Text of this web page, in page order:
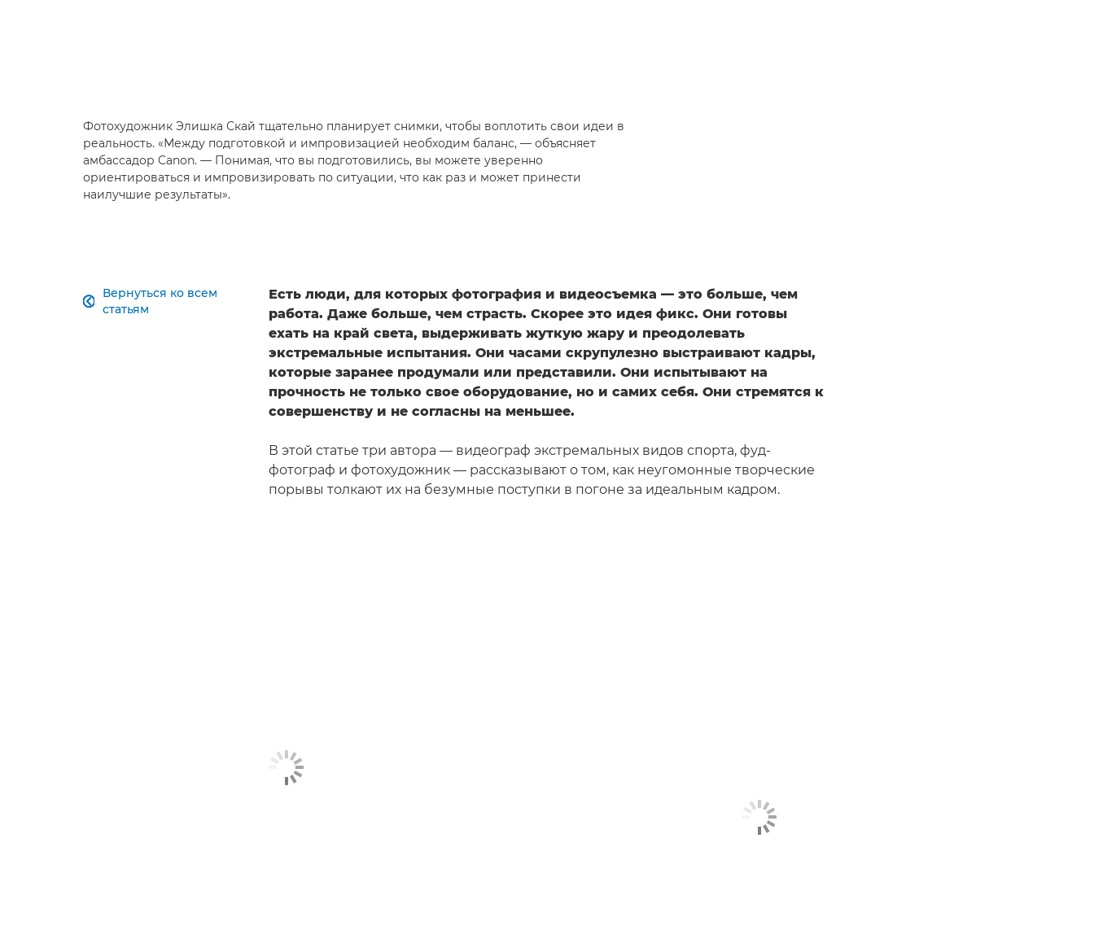
Фотохудожник Элишка Скай тщательно планирует снимки, чтобы воплотить свои идеи в
реальность. «Между подготовкой и импровизацией необходим баланс, — объясняет
амбассадор Canon. — Понимая, что вы подготовились, вы можете уверенно
ориентироваться и импровизировать по ситуации, что как раз и может принести
наилучшие результаты».
Вернуться ко всем
статьям

Есть люди, для которых фотография и видеосъемка — это больше, чем
работа. Даже больше, чем страсть. Скорее это идея фикс. Они готовы
ехать на край света, выдерживать жуткую жару и преодолевать
экстремальные испытания. Они часами скрупулезно выстраивают кадры,
которые заранее продумали или представили. Они испытывают на
прочность не только свое оборудование, но и самих себя. Они стремятся к
совершенству и не согласны на меньшее.
В этой статье три автора — видеограф экстремальных видов спорта, фуд-
фотограф и фотохудожник — рассказывают о том, как неугомонные творческие
порывы толкают их на безумные поступки в погоне за идеальным кадром.